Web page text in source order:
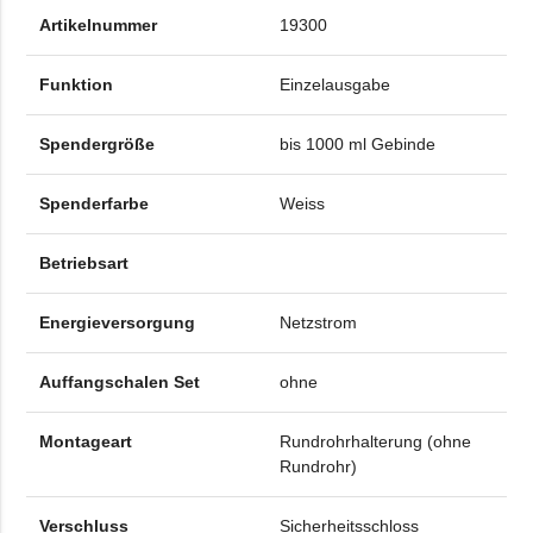
Artikelnummer 19300
Funktion Einzelausgabe
Spendergröße bis 1000 ml Gebinde
Spenderfarbe Weiss
Betriebsart
Energieversorgung Netzstrom
Auffangschalen Set ohne
Montageart
Rundrohrhalterung (ohne
Rundrohr)
Verschluss Sicherheitsschloss